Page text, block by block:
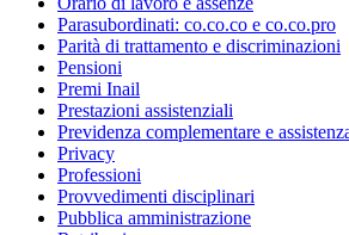
Parasubordinati: co.co.co e co.co.pro
Parità di trattamento e discriminazioni
Pensioni
Premi Inail
Prestazioni assistenziali
Previdenza complementare e
Privacy
Professioni
Provvedimenti disciplinari
Pubblica amministrazione